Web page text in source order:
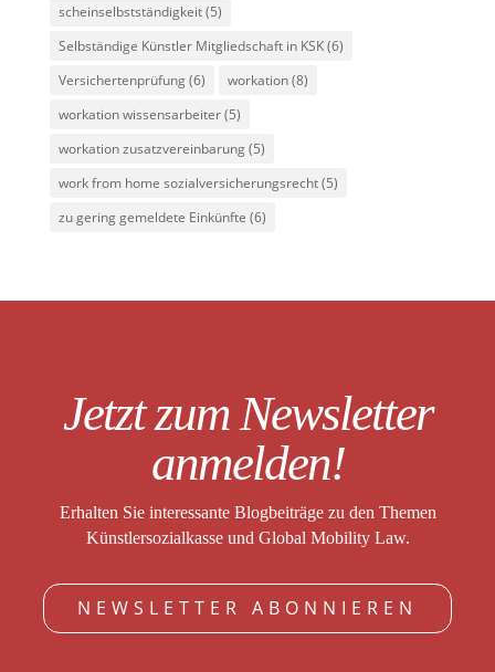
scheinselbstständigkeit(5)
Selbständige Künstler Mitgliedschaft in KSK(6)
Versichertenprüfung(6) workation(8)
workation wissensarbeiter(5)
workation zusatzvereinbarung(5)
work from home sozialversicherungsrecht(5)
zu gering gemeldete Einkünfte (6)
Jetzt zum Newsletter
anmelden!
Erhalten Sie interessante Blogbeiträge zu den Themen
Künstlersozialkasse und Global Mobility Law.
NEWSLETTER ABONNIEREN